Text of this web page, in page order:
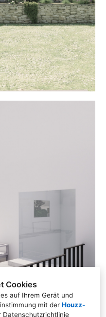
Cookies
auf Ihrem Gerät und
mit der Houzz-
Datenschutzrichtlinie